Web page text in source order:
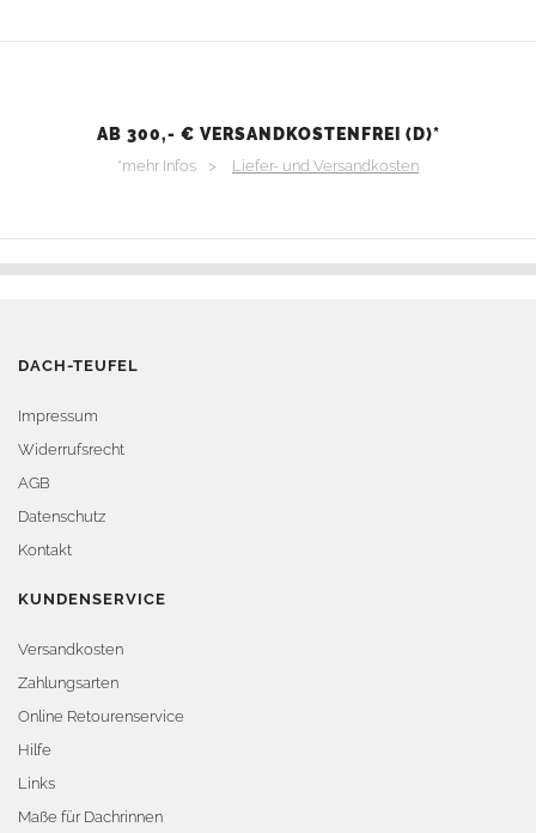
AB 300,- € VERSANDKOSTENFREI (D)*
*mehr Infos > Liefer- und Versandkosten
DACH-TEUFEL
Impressum
Widerrufsrecht
AGB
Datenschutz
Kontakt
KUNDENSERVICE
Versandkosten
Zahlungsarten
Online Retourenservice
Hilfe
Links
Maße für Dachrinnen